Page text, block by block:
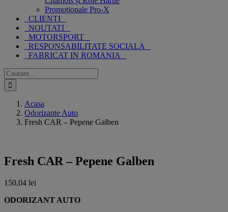
Promoționale Pro-X
CLIENTI
NOUTATI
MOTORSPORT
RESPONSABILITATE SOCIALA
FABRICAT IN ROMANIA
Cautare...
Acasa
Odorizante Auto
Fresh CAR – Pepene Galben
Fresh CAR – Pepene Galben
150,04 lei
ODORIZANT AUTO